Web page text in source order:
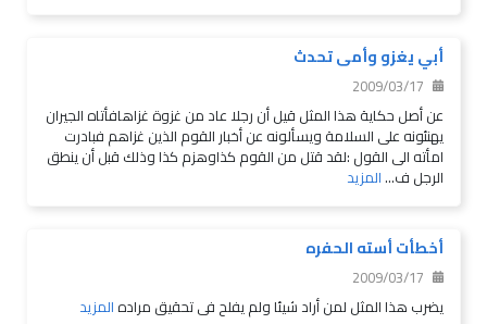
أبي يغزو وأمى تحدث
2009/03/17
عن أصل حكاية هذا المثل قيل أن رجلا عاد من غزوة غزاهافأتاه الجيران
يهنئونه على السلامة ويسألونه عن أخبار القوم الذين غزاهم فبادرت
امأته الى القول :لقد قتل من القوم كذاوهزم كذا وذلك قبل أن ينطق
الرجل ف...المزيد
أخطأت أسته الحفره
2009/03/17
يضرب هذا المثل لمن أراد شيئا ولم يفلح فى تحقيق مراده المزيد